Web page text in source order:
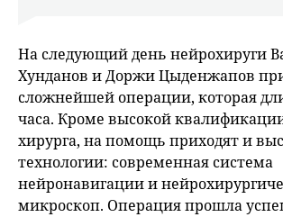
На следующий день нейрохируги
Хунданов и Доржи Цыденжапов
сложнейшей операции, которая
часа. Кроме высокой
хирурга, на помощь приходят и
технологии: современная система
нейронавигации и
микроскоп. Операция прошла